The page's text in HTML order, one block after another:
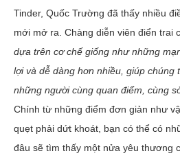
Tinder, Quốc Trường đã thấy nhiều
mới mở ra. Chàng diễn viên điển trai
dựa trên cơ chế giống như những
lợi và dễ dàng hơn nhiều, giúp chúng
những người cùng quan điểm, cùng
Chính từ những điểm đơn giản như
quẹt phải dứt khoát, bạn có thể có
đâu sẽ tìm thấy một nửa yêu thương